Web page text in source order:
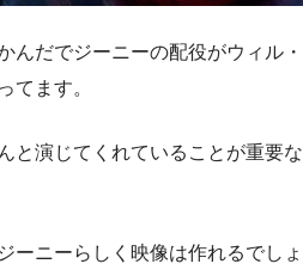
んだでジーニーの配役がウィル・
てます。
と演じてくれていることが重要な
ーニーらしく映像は作れるでしょ